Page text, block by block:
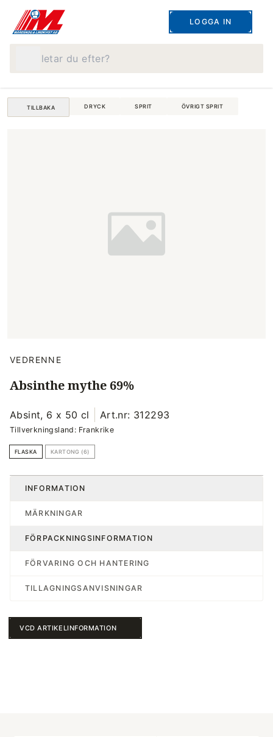
LOGGA IN
TILLBAKA DRYCK SPRIT ÖVRIGT SPRIT
VEDRENNE
Absinthe mythe 69%
Absint, 6 x 50 cl Art.nr: 312293
Tillverkningsland: Frankrike
FLASKA KARTONG (6)
INFORMATION
MÄRKNINGAR
FÖRPACKNINGSINFORMATION
FÖRVARING OCH HANTERING
TILLAGNINGSANVISNINGAR
VCD ARTIKELINFORMATION